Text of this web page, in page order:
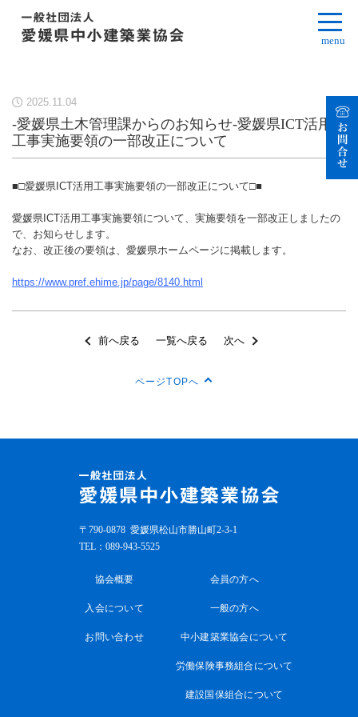
menu
2025.11.04
-愛媛県土木管理課からのお知らせ-愛媛県ICT活用
工事実施要領の一部改正について
■□愛媛県ICT活用工事実施要領の一部改正について□■
愛媛県ICT活用工事実施要領について、実施要領を一部改正しましたの
で、お知らせします。
なお、改正後の要領は、愛媛県ホームページに掲載します。
https://www.pref.ehime.jp/page/8140.html
前へ戻る 一覧へ戻る 次へ
ページTOPへ
〒790-0878 愛媛県松山市勝山町2-3-1
TEL： 089-943-5525
協会概要
入会について
お問い合わせ
会員の方へ
一般の方へ
中小建築業協会について
労働保険事務組合について
建設国保組合について